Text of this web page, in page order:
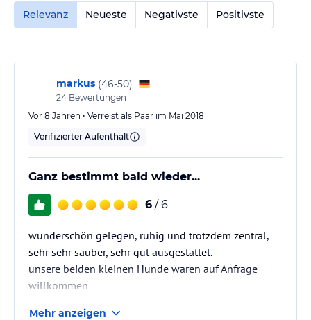
Relevanz
Neueste Negativste Positivste
markus (46-50)
24 Bewertungen
Vor 8 Jahren • Verreist als Paar im Mai 2018
Verifizierter Aufenthalt
Ganz bestimmt bald wieder...
6 / 6
wunderschön gelegen, ruhig und trotzdem zentral,
sehr sehr sauber, sehr gut ausgestattet.
unsere beiden kleinen Hunde waren auf Anfrage
willkommen
Mehr anzeigen